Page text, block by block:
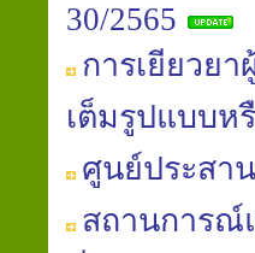
30/2565
การเยียวย
เต็มรูปแบบห
ศูนย์ประสา
สถานการณ์